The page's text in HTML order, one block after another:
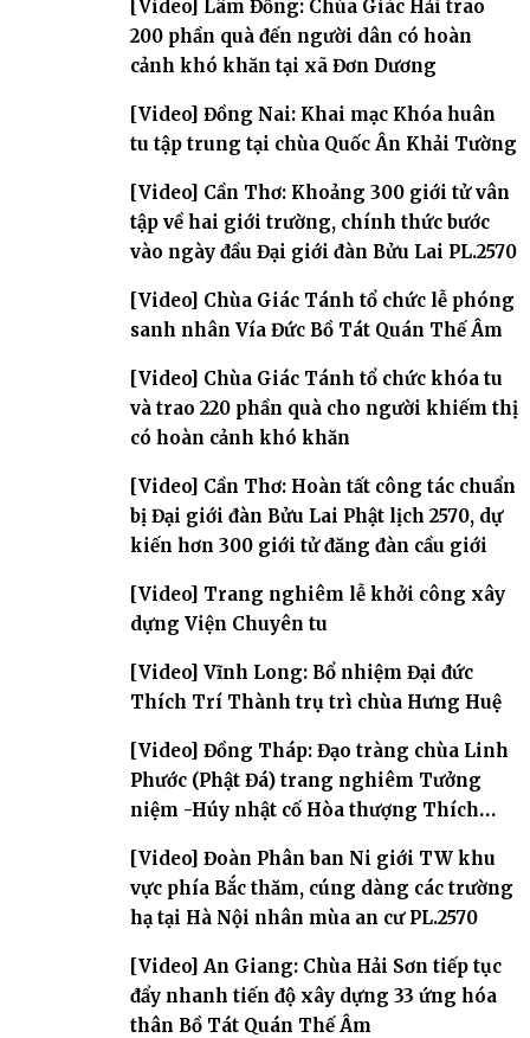
[Video] Lâm Đồng: Chùa Giác Hải trao
200 phần quà đến người dân có hoàn
cảnh khó khăn tại xã Đơn Dương
[Video] Đồng Nai: Khai mạc Khóa huân
tu tập trung tại chùa Quốc Ân Khải Tường
[Video] Cần Thơ: Khoảng 300 giới tử vân
tập về hai giới trường, chính thức bước
vào ngày đầu Đại giới đàn Bửu Lai PL.2570
[Video] Chùa Giác Tánh tổ chức lễ phóng
sanh nhân Vía Đức Bồ Tát Quán Thế Âm
[Video] Chùa Giác Tánh tổ chức khóa tu
và trao 220 phần quà cho người khiếm thị
có hoàn cảnh khó khăn
[Video] Cần Thơ: Hoàn tất công tác chuẩn
bị Đại giới đàn Bửu Lai Phật lịch 2570, dự
kiến hơn 300 giới tử đăng đàn cầu giới
[Video] Trang nghiêm lễ khởi công xây
dựng Viện Chuyên tu
[Video] Vĩnh Long: Bổ nhiệm Đại đức
Thích Trí Thành trụ trì chùa Hưng Huệ
[Video] Đồng Tháp: Đạo tràng chùa Linh
Phước (Phật Đá) trang nghiêm Tưởng
niệm -Húy nhật cố Hòa thượng Thích
[Video] Đoàn Phân ban Ni giới TW khu
vực phía Bắc thăm, cúng dàng các trường
hạ tại Hà Nội nhân mùa an cư PL.2570
[Video] An Giang: Chùa Hải Sơn tiếp tục
đẩy nhanh tiến độ xây dựng 33 ứng hóa
thân Bồ Tát Quán Thế Âm